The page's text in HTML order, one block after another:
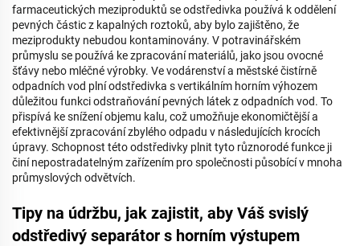
farmaceutických meziproduktů se odstředivka používá k oddělení
pevných částic z kapalných roztoků, aby bylo zajištěno, že
meziprodukty nebudou kontaminovány. V potravinářském
průmyslu se používá ke zpracování materiálů, jako jsou ovocné
šťávy nebo mléčné výrobky. Ve vodárenství a městské čistírně
odpadních vod plní odstředivka s vertikálním horním výhozem
důležitou funkci odstraňování pevných látek z odpadních vod. To
přispívá ke snížení objemu kalu, což umožňuje ekonomičtější a
efektivnější zpracování zbylého odpadu v následujících krocích
úpravy. Schopnost této odstředivky plnit tyto různorodé funkce ji
činí nepostradatelným zařízením pro společnosti působící v mnoha
průmyslových odvětvích.
Tipy na údržbu, jak zajistit, aby Váš svislý
odstředivý separátor s horním výstupem